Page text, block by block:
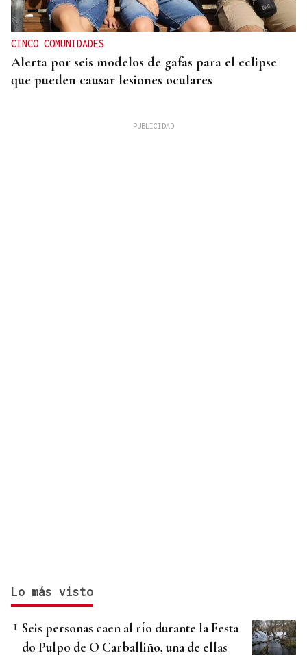
CINCO COMUNIDADES
Alerta por seis modelos de gafas para el eclipse
que pueden causar lesiones oculares
Lo más visto
Seis personas caen al río durante la Festa
do Pulpo de O Carballiño, una de ellas